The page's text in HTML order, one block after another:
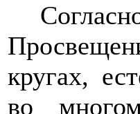
кругах,
во